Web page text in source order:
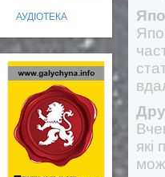
АУДІОТЕКА
які